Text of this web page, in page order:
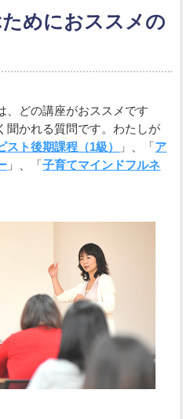
めにおススメの
、どの講座がおススメです
聞かれる質問です。わたしが
スト後期課程（1級） 」、「ア
」、「子育てマインドフルネ